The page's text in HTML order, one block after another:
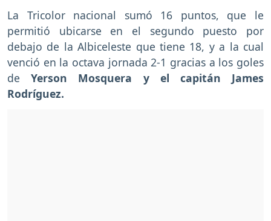
La Tricolor nacional sumó 16 puntos, que le
permitió ubicarse en el segundo puesto por
debajo de la Albiceleste que tiene 18, y a la cual
venció en la octava jornada 2-1 gracias a los goles
deYerson Mosquera y el capitán James
Rodríguez.